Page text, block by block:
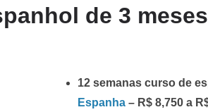
de 3 meses
12 semanas curso de
Espanha – R$ 8,750 a